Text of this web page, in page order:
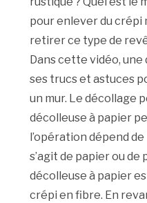
pour enlever du crépi
retirer ce type de
Dans cette vidéo,
ses trucs et astuces
un mur. Le décollage
décolleuse à papier
l’opération dépend de
s’agit de papier ou de
décolleuse à papier
crépi en fibre. En